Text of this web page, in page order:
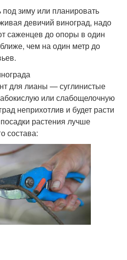
зиму или планировать
девичий виноград, надо
саженцев до опоры в один
чем на один метр до
для лианы — суглинистые
или слабощелочную
неприхотлив и будет расти
растения лучше
состава: